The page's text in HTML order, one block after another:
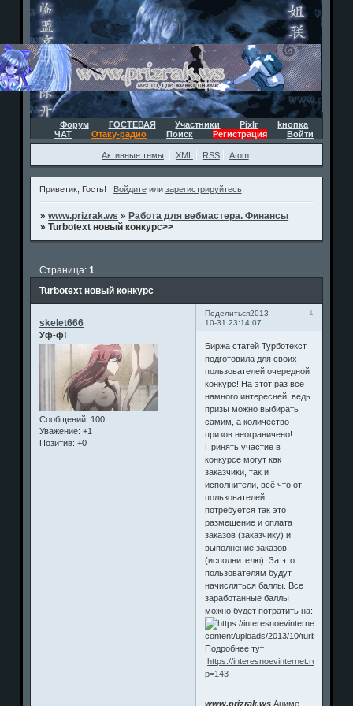
Форум ГОСТЕВАЯ Участники Pixlr
kнопка
ЧАТ
Отаку-радио Поиск Регистрация Войти
Активные темы XML RSS Atom
Приветик, Гость! Войдитеили зарегистрируйтесь.
»www.prizrak.ws » Работа для вебмастера. Финансы
»Turbotext новый конкурс>>
Turbotext новый конкурс
Страница:1
Поделиться 1
2013-
10-31 23:14:07
skelet666
Уф-ф!
Сообщений: 100
Уважение: +1
Позитив: +0
Биржа статей Турботекст
подготовила для своих
пользователей очередной
конкурс! На этот раз всё
намного интересней, ведь
призы можно выбирать
самим, а количество
призов неограничено!
Принять участие в
конкурсе могут как
заказчики, так и
исполнители, всё что от
пользователей
потребуется так это
размещение и оплата
заказов (заказчику) и
выполнение заказов
(исполнителю). За это
пользователям будут
начисляться баллы. Все
заработанные баллы
можно будет потратить на:
Подробнее тут
https://interesnoevinternet.ru/?
p=143
www.prizrak.ws Аниме